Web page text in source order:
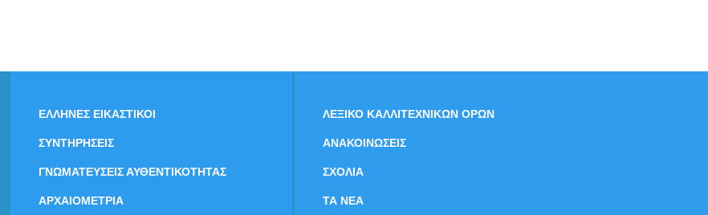
ΕΛΛΗΝΕΣ ΕΙΚΑΣΤΙΚΟΙ
ΣΥΝΤΗΡΗΣΕΙΣ
ΓΝΩΜΑΤΕΥΣΕΙΣ ΑΥΘΕΝΤΙΚΟΤΗΤΑΣ
ΑΡΧΑΙΟΜΕΤΡΙΑ
ΛΕΞΙΚΟ ΚΑΛΛΙΤΕΧΝΙΚΩΝ ΟΡΩΝ
ΑΝΑΚΟΙΝΩΣΕΙΣ
ΣΧΟΛΙΑ
ΤΑ ΝEΑ